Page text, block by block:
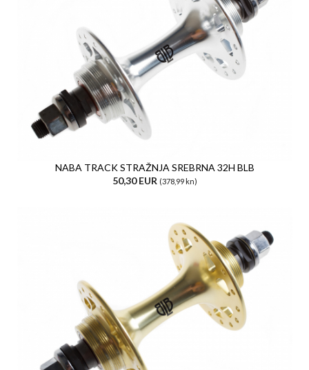
NABA TRACK STRAŽNJA SREBRNA 32H BLB
50,30 EUR (378,99 kn)